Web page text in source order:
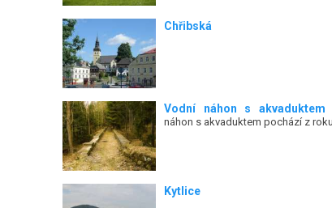
Chřibská
Vodní náhon s akvaduktem
náhon s akvaduktem pochází z
Kytlice